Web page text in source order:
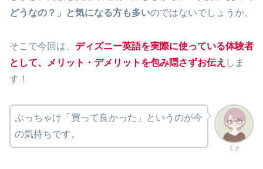
どうなの？」と気になる方も多いのではないでしょうか。
そこで今回は、 ディズニー英語を実際に使っている体験者
として、メリット・デメリットを包み隠さずお伝え しま
す！
ミク
ぶっちゃけ「買って良かった」というのが今
の気持ちです。